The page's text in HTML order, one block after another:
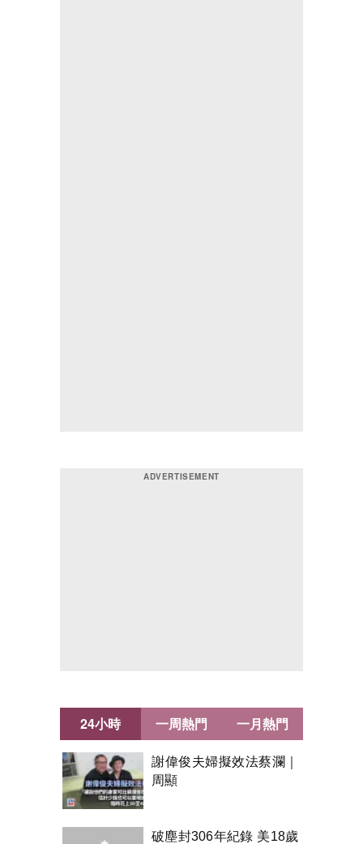
24小時
謝偉俊夫婦擬效法蔡瀾｜
周顯
破塵封306年紀錄 美18歲
一周熱門 一月熱門